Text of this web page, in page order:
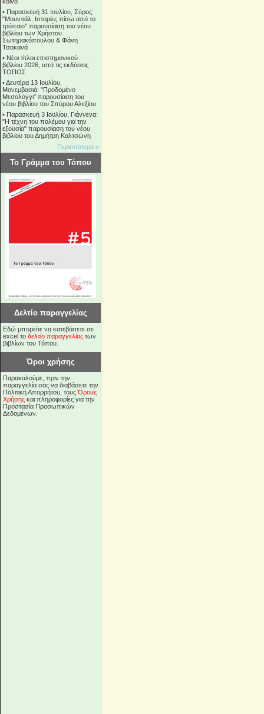
• Παρασκευή 31 Ιουλίου, Σύρος:
"Μουντιάλ, Ιστορίες πίσω από το
τρόπαιο" παρουσίαση του νέου
βιβλίου των Χρήστου
Σωτηρακόπουλου & Φάνη
Τσοκανά
• Νέοι τίτλοι επιστημονικού
βιβλίου 2026, από τις εκδόσεις
ΤΟΠΟΣ
•Δευτέρα 13 Ιουλίου,
Μονεμβασιά: "Προδομένο
Μεσολόγγι" παρουσίαση του
νέου βιβλίου του Σπύρου Αλεξίου
• Παρασκευή 3 Ιουλίου, Γιάννενα:
"Η τέχνη του πολέμου για την
εξουσία" παρουσίαση του νέου
βιβλίου του Δημήτρη Καλτσώνη
Περισσότερα »
Το Γράμμα του Τόπου
Δελτίο παραγγελίας
Εδώ μπορείτε να κατεβάσετε σε
excel το δελτίο παραγγελίας των
βιβλίων του Τόπου.
Όροι χρήσης
Παρακαλούμε, πριν την
παραγγελία σας να διαβάσετε την
Πολιτική Απορρήτου, τουςΌρους
Χρήσης και πληροφορίες για την
Προστασία Προσωπικών
Δεδομένων.